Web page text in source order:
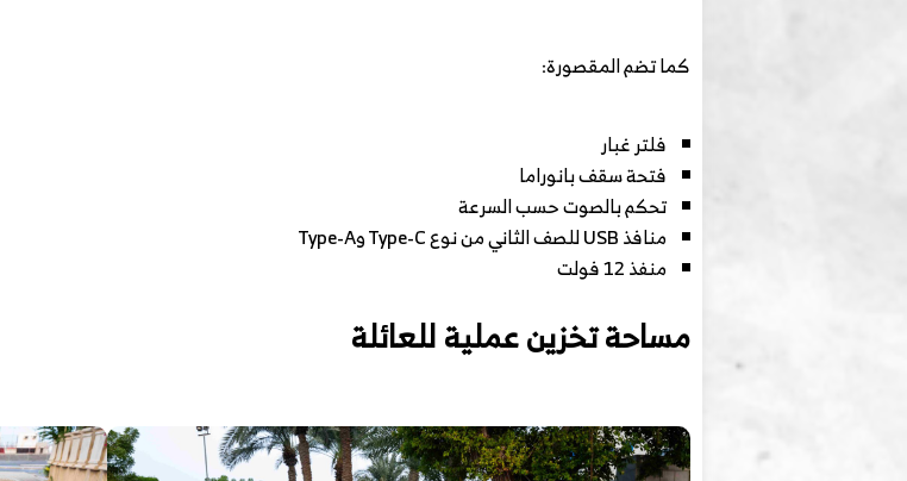
كما تضم المقصورة:
فلتر غبار
فتحة سقف بانوراما
تحكم بالصوت حسب السرعة
منافذ USB للصف الثاني من نوع Type-C وType-A
منفذ 12 فولت
مساحة تخزين عملية للعائلة